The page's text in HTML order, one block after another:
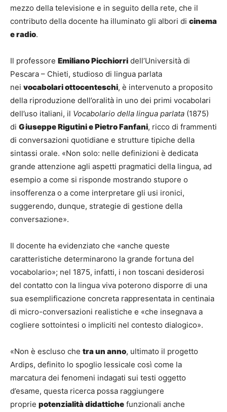
mezzo della televisione e in seguito della rete, che il
contributo della docente ha illuminato gli albori di cinema
e radio.
Il professore Emiliano Picchiorri dell’Università di
Pescara – Chieti, studioso di lingua parlata
nei vocabolari ottocenteschi, è intervenuto a proposito
della riproduzione dell’oralità in uno dei primi vocabolari
dell’uso italiani, il Vocabolario della lingua parlata (1875)
di Giuseppe Rigutini e Pietro Fanfani, ricco di frammenti
di conversazioni quotidiane e strutture tipiche della
sintassi orale. «Non solo: nelle definizioni è dedicata
grande attenzione agli aspetti pragmatici della lingua, ad
esempio a come si risponde mostrando stupore o
insofferenza o a come interpretare gli usi ironici,
suggerendo, dunque, strategie di gestione della
conversazione».
Il docente ha evidenziato che «anche queste
caratteristiche determinarono la grande fortuna del
vocabolario»; nel 1875, infatti, i non toscani desiderosi
del contatto con la lingua viva poterono disporre di una
sua esemplificazione concreta rappresentata in centinaia
di micro-conversazioni realistiche e «che insegnava a
cogliere sottointesi o impliciti nel contesto dialogico».
«Non è escluso che tra un anno, ultimato il progetto
Ardips, definito lo spoglio lessicale così come la
marcatura dei fenomeni indagati sui testi oggetto
d’esame, questa ricerca possa raggiungere
proprie potenzialità didattiche funzionali anche